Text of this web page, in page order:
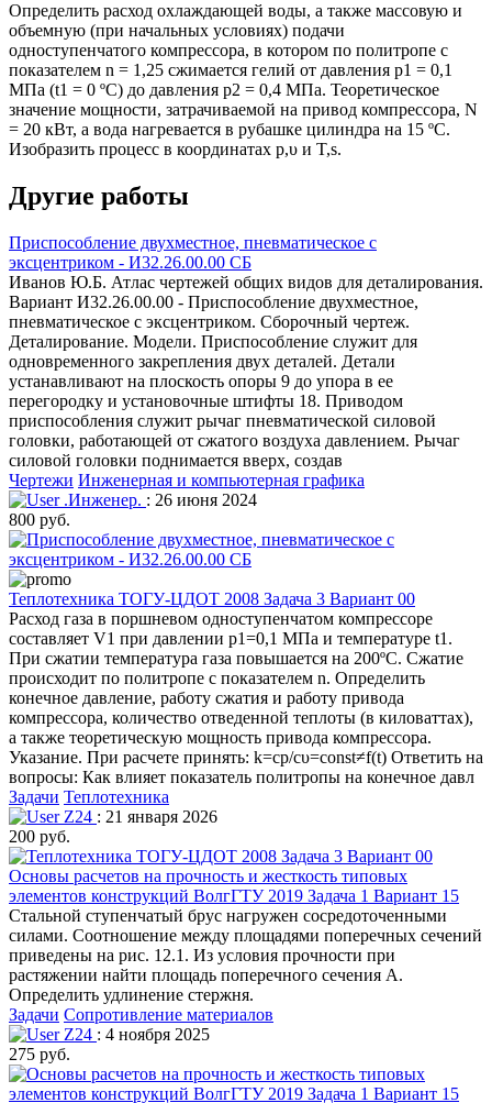
Определить расход охлаждающей воды, а также массовую и
объемную (при начальных условиях) подачи
одноступенчатого компрессора, в котором по политропе с
показателем n = 1,25 сжимается гелий от давления р1 = 0,1
МПа (t1 = 0 ºС) до давления р2 = 0,4 МПа. Теоретическое
значение мощности, затрачиваемой на привод компрессора, N
= 20 кВт, а вода нагревается в рубашке цилиндра на 15 ºС.
Изобразить процесс в координатах р,υ и T,s.
Другие работы
Приспособление двухместное, пневматическое с
эксцентриком - И32.26.00.00 СБ
Иванов Ю.Б. Атлас чертежей общих видов для деталирования.
Вариант И32.26.00.00 - Приспособление двухместное,
пневматическое с эксцентриком. Сборочный чертеж.
Деталирование. Модели. Приспособление служит для
одновременного закрепления двух деталей. Детали
устанавливают на плоскость опоры 9 до упора в ее
перегородку и установочные штифты 18. Приводом
приспособления служит рычаг пневматической силовой
головки, работающей от сжатого воздуха давлением. Рычаг
силовой головки поднимается вверх, создав
Чертежи Инженерная и компьютерная графика
.Инженер. : 26 июня 2024
800 руб.
Теплотехника ТОГУ-ЦДОТ 2008 Задача 3 Вариант 00
Расход газа в поршневом одноступенчатом компрессоре
составляет V1 при давлении р1=0,1 МПа и температуре t1.
При сжатии температура газа повышается на 200ºC. Сжатие
происходит по политропе с показателем n. Определить
конечное давление, работу сжатия и работу привода
компрессора, количество отведенной теплоты (в киловаттах),
а также теоретическую мощность привода компрессора.
Указание. При расчете принять: k=cp/cυ=const≠f(t) Ответить на
вопросы: Как влияет показатель политропы на конечное давл
Задачи Теплотехника
Z24 : 21 января 2026
200 руб.
Основы расчетов на прочность и жесткость типовых
элементов конструкций ВолгГТУ 2019 Задача 1 Вариант 15
Стальной ступенчатый брус нагружен сосредоточенными
силами. Соотношение между площадями поперечных сечений
приведены на рис. 12.1. Из условия прочности при
растяжении найти площадь поперечного сечения А.
Определить удлинение стержня.
Задачи Сопротивление материалов
Z24 : 4 ноября 2025
275 руб.